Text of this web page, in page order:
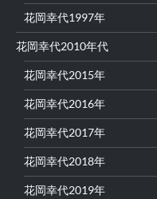
花岡幸代1997年
花岡幸代2010年代
花岡幸代2015年
花岡幸代2016年
花岡幸代2017年
花岡幸代2018年
花岡幸代2019年